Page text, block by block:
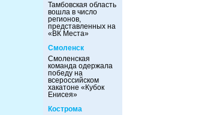
Тамбовская область
вошла в число
регионов,
представленных на
«ВК Места»
Смоленск
Смоленская
команда одержала
победу на
всероссийском
хакатоне «Кубок
Енисея»
Кострома